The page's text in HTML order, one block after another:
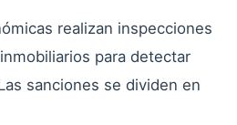
realizan inspecciones
para detectar
sanciones se dividen en